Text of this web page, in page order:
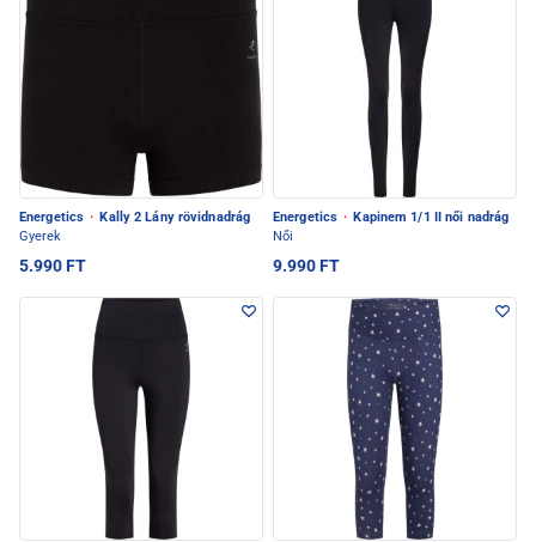
Energetics · Kally 2 Lány rövidnadrág
Gyerek
5.990 FT
Energetics · Kapinem 1/1 II női nadrág
Női
9.990 FT